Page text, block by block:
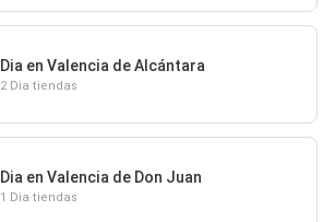
Dia en Valencia de Alcántara
2 Dia tiendas
Dia en Valencia de Don Juan
1 Dia tiendas